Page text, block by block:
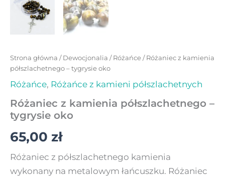
Strona główna /Dewocjonalia /Różańce/ Różaniec z kamienia
półszlachetnego – tygrysie oko
Różańce, Różańce z kamieni półszlachetnych
Różaniec z kamienia półszlachetnego –
tygrysie oko
65,00 zł
Różaniec z półszlachetnego kamienia
wykonany na metalowym łańcuszku. Różaniec